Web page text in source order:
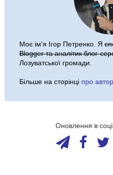
Моє ім'я Ігор Петренко. Я
Blogger та аналітик блог-
Лозуватської громади.
Більше на сторінці про
Оновлення в